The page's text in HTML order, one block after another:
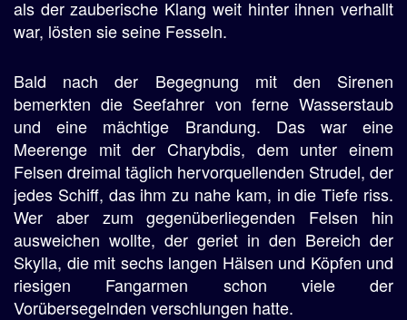
als der zauberische Klang weit hinter ihnen verhallt
war, lösten sie seine Fesseln.
Bald nach der Begegnung mit den Sirenen
bemerkten die Seefahrer von ferne Wasserstaub
und eine mächtige Brandung. Das war eine
Meerenge mit der Charybdis, dem unter einem
Felsen dreimal täglich hervorquellenden Strudel, der
jedes Schiff, das ihm zu nahe kam, in die Tiefe riss.
Wer aber zum gegenüberliegenden Felsen hin
ausweichen wollte, der geriet in den Bereich der
Skylla, die mit sechs langen Hälsen und Köpfen und
riesigen Fangarmen schon viele der
Vorübersegelnden verschlungen hatte.